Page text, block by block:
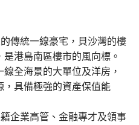
傳統一線豪宅，貝沙灣的樓
港島南區樓市的風向標。
全海景的大單位及洋房，
，具備極強的資產保值能
企業高管、金融專才及領事